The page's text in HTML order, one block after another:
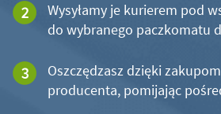
Wysyłamy je kurierem pod
do wybranego paczkomatu
Oszczędzasz dzięki
producenta, pomijając